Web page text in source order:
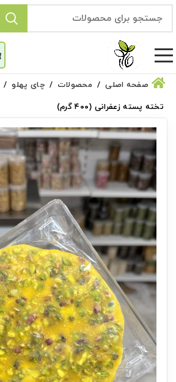
صفحه اصلی محصولات
چای پهلو
تخته پسته زعفرانی (۴۰۰ گرم)